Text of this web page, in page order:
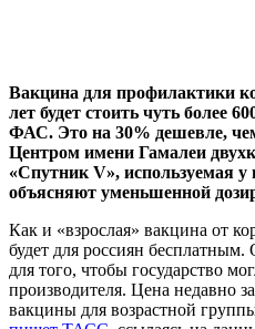
Вакцина для профилактики
лет будет стоить чуть более
ФАС. Это на 30% дешевле,
Центром имени Гамалеи
«Спутник V», используемая у
объясняют уменьшенной
Как и «взрослая» вакцина от
будет для россиян
для того, чтобы государство
производителя. Цена недавно
вакцины для возрастной